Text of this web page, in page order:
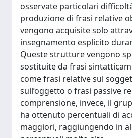
osservate particolari
produzione di frasi relative
vengono acquisite solo
insegnamento esplicito
Queste strutture vengono
sostituite da frasi
come frasi relative sul
sull’oggetto o frasi passive
comprensione, invece, il
ha ottenuto percentuali di
maggiori, raggiungendo in